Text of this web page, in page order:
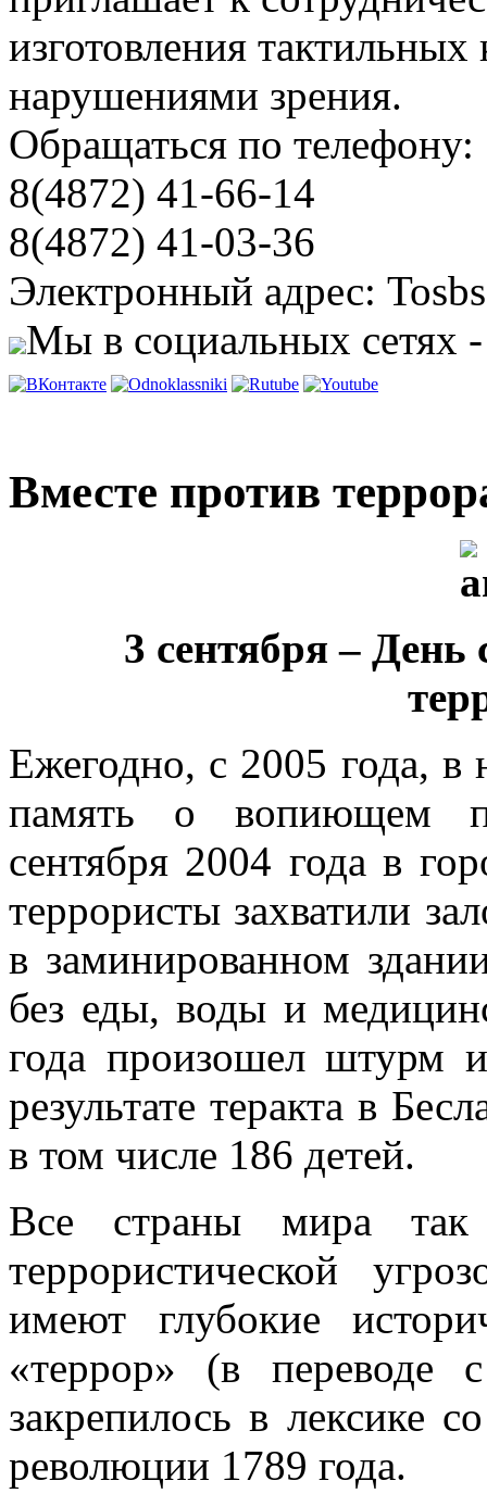
изготовления
нарушениями зрения.
Обращаться по телефону:
8(4872) 41-66-14
8(4872) 41-03-36
Электронный адрес:
Мы в социальных сетях
Вместе против
3 сентября – День
Ежегодно, с 2005 года, в
память о вопиющем
сентября 2004 года в
террористы захватили
в заминированном
без еды, воды и
года произошел штурм
результате теракта в
в том числе 186 детей.
Все страны мира так
террористической
имеют глубокие
«террор» (в переводе
закрепилось в лексике
революции 1789 года.